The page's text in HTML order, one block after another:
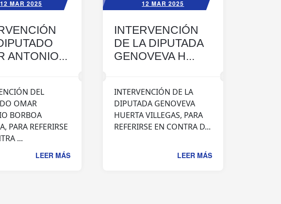
12 MAR 2025
ANTONIO...
DEL
OMAR
BORBOA
PARA REFERIRSE
...
LEER MÁS
12 MAR 2025
INTERVENCIÓN
DE LA DIPUTADA
GENOVEVA H...
INTERVENCIÓN DE LA
DIPUTADA GENOVEVA
HUERTA VILLEGAS, PARA
REFERIRSE EN CONTRA D...
LEER MÁS